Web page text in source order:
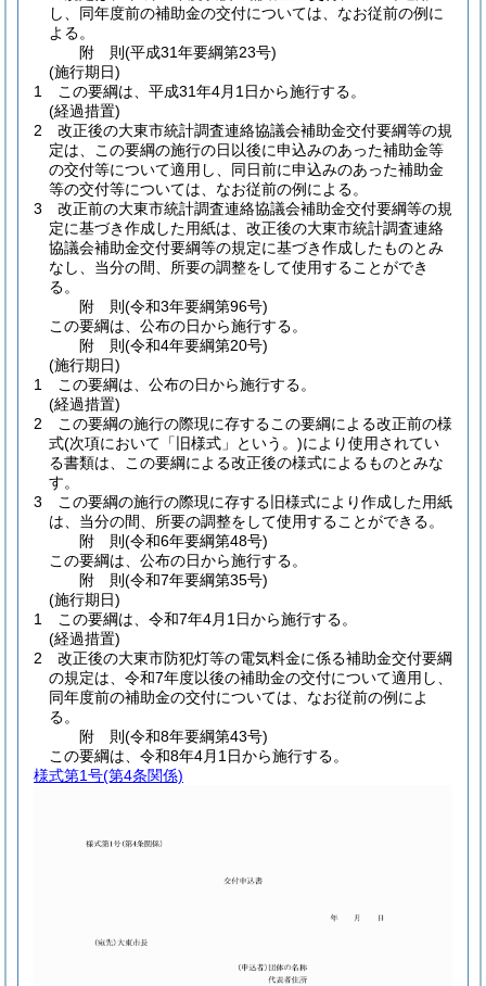
し、同年度前の補助金の交付については、なお従前の例に
よる。
附 則(平成31年要綱第23号)
(施行期日)
1
この要綱は、平成31年4月1日から施行する。
(経過措置)
2
改正後の大東市統計調査連絡協議会補助金交付要綱等の規
定は、この要綱の施行の日以後に申込みのあった補助金等
の交付等について適用し、同日前に申込みのあった補助金
等の交付等については、なお従前の例による。
3
改正前の大東市統計調査連絡協議会補助金交付要綱等の規
定に基づき作成した用紙は、改正後の大東市統計調査連絡
協議会補助金交付要綱等の規定に基づき作成したものとみ
なし、当分の間、所要の調整をして使用することができ
る。
附 則(令和3年要綱第96号)
この要綱は、公布の日から施行する。
附 則(令和4年要綱第20号)
(施行期日)
1
この要綱は、公布の日から施行する。
(経過措置)
2
この要綱の施行の際現に存するこの要綱による改正前の様
式(次項において「旧様式」という。)により使用されてい
る書類は、この要綱による改正後の様式によるものとみな
す。
3
この要綱の施行の際現に存する旧様式により作成した用紙
は、当分の間、所要の調整をして使用することができる。
附 則(令和6年要綱第48号)
この要綱は、公布の日から施行する。
附 則(令和7年要綱第35号)
(施行期日)
1
この要綱は、令和7年4月1日から施行する。
(経過措置)
2
改正後の大東市防犯灯等の電気料金に係る補助金交付要綱
の規定は、令和7年度以後の補助金の交付について適用し、
同年度前の補助金の交付については、なお従前の例によ
る。
附 則(令和8年要綱第43号)
この要綱は、令和8年4月1日から施行する。
様式第1号(第4条関係)